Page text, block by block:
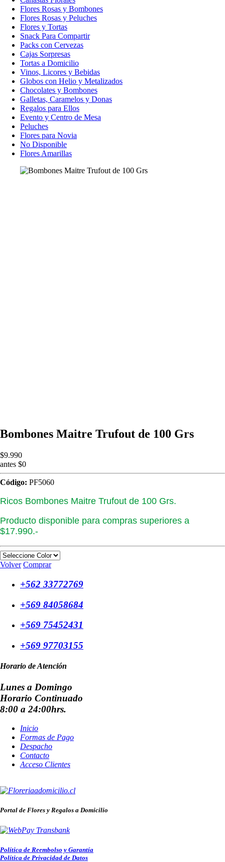
Flores Rosas y Bombones
Flores Rosas y Peluches
Flores y Tortas
Snack Para Compartir
Packs con Cervezas
Cajas Sorpresas
Tortas a Domicilio
Vinos, Licores y Bebidas
Globos con Helio y Metalizados
Chocolates y Bombones
Galletas, Caramelos y Donas
Regalos para Ellos
Evento y Centro de Mesa
Peluches
Flores para Novia
No Disponible
Flores Amarillas
Bombones Maitre Trufout de 100 Grs
$9.990
antes $0
Código: PF5060
Ricos Bombones Maitre Trufout de 100 Grs.
Producto disponible para compras superiores a
$17.990.-
Volver Comprar
+562 33772769
+569 84058684
+569 75452431
+569 97703155
Horario de Atención
Lunes a Domingo
Horario Continuado
8:00 a 24:00hrs.
Inicio
Formas de Pago
Despacho
Contacto
Acceso Clientes
Portal de Flores y Regalos a Domicilio
Política de Reembolso y Garantía
Política de Privacidad de Datos